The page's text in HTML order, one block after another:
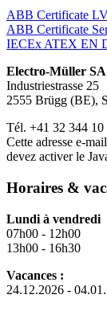
ABB Certificate
ABB Certificate
IECEx ATEX EN
Electro-Müller SA
Industriestrasse 25
2555 Brügg (BE),
Tél. +41 32 344 10
Cette adresse e-
devez activer le
Horaires &
Lundi à vendredi
07h00 - 12h00
13h00 - 16h30
Vacances :
24.12.2026 -